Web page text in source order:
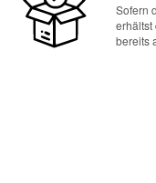
Sofern
erhältst
bereits